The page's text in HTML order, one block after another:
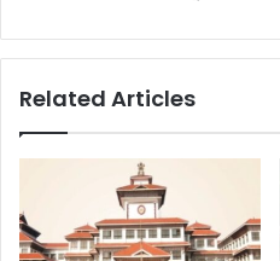
Related Articles